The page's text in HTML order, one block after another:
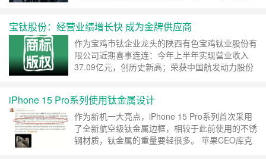
为现代工业中发展速度快、具有广阔前景的战略性
新兴产业之一。当前，全球钛供应链处于加速重构
的关键期，如何应对大环境下的重重挑战，为不确
定性……继续阅读 »
宝钛股份：经营业绩增长快 成为金牌供应商
作为宝鸡市钛企业龙头的陕西有色宝鸡钛业股份有
限公司近期喜事连连：今年上半年实现营业收入
37.09亿元，创历史新高；荣获中国航发动力股份
CADE建筑设计博览会上展示亮相。 今年以来，陕
西有色金属集团所属宝钛股份以打造世界钛业强企
为目标，抢抓市场结构性增长机遇，利用品牌、标
准…… 继续阅读 »
iPhone 15 Pro系列使用钛金属设计
作为新机一大亮点，iPhone 15 Pro系列首次采用
了全新航空级钛金属边框，相较于此前使用的不锈
钢材质，钛金属的重量要轻很多。 苹果CEO库克